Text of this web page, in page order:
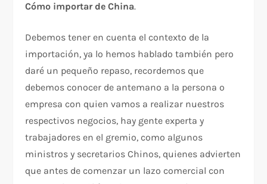
Cómo importar de China.
Debemos tener en cuenta el contexto de la
importación, ya lo hemos hablado también pero
daré un pequeño repaso, recordemos que
debemos conocer de antemano a la persona o
empresa con quien vamos a realizar nuestros
respectivos negocios, hay gente experta y
trabajadores en el gremio, como algunos
ministros y secretarios Chinos, quienes advierten
que antes de comenzar un lazo comercial con